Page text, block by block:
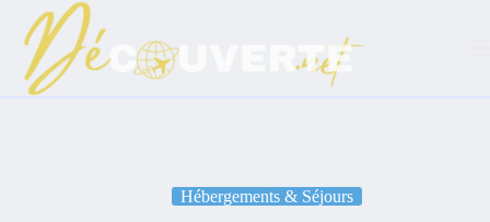
contenu
Hébergements & Séjours